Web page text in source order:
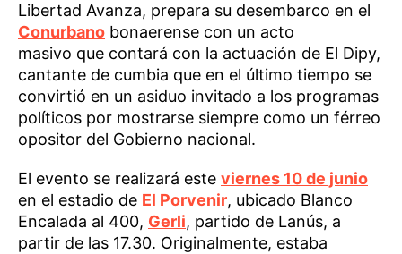
Libertad Avanza, prepara su desembarco en el
Conurbano bonaerense con un acto
masivo que contará con la actuación de El Dipy,
cantante de cumbia que en el último tiempo se
convirtió en un asiduo invitado a los programas
políticos por mostrarse siempre como un férreo
opositor del Gobierno nacional.
El evento se realizará este viernes 10 de junio
en el estadio de El Porvenir, ubicado Blanco
Encalada al 400, Gerli, partido de Lanús, a
partir de las 17.30. Originalmente, estaba